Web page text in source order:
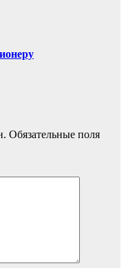
Обязательные поля